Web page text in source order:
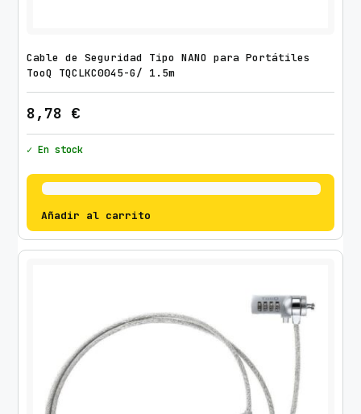
Cable de Seguridad Tipo NANO para Portátiles
TooQ TQCLKC0045-G/ 1.5m
8,78 €
✓ En stock
Añadir al carrito